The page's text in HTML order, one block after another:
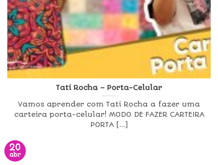
Tati Rocha – Porta-Celular
Vamos aprender com Tati Rocha a fazer uma
carteira porta-celular! MODO DE FAZER CARTEIRA
PORTA [...]
20
abr